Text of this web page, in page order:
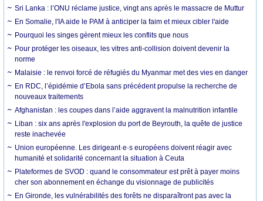
Sri Lanka : l’ONU réclame justice, vingt ans après le massacre de Muttur
En Somalie, l'IA aide le PAM à anticiper la faim et mieux cibler l'aide
Pourquoi les singes gèrent mieux les conflits que nous
Pour protéger les oiseaux, les vitres anti-collision doivent devenir la
norme
Malaisie : le renvoi forcé de réfugiés du Myanmar met des vies en danger
En RDC, l’épidémie d’Ebola sans précédent propulse la recherche de
nouveaux traitements
Afghanistan : les coupes dans l’aide aggravent la malnutrition infantile
Liban : six ans après l'explosion du port de Beyrouth, la quête de justice
reste inachevée
Union européenne. Les dirigeant·e·s européens doivent réagir avec
humanité et solidarité concernant la situation à Ceuta
Plateformes de SVOD : quand le consommateur est prêt à payer moins
cher son abonnement en échange du visionnage de publicités
En Gironde, les vulnérabilités des forêts ne disparaîtront pas avec la